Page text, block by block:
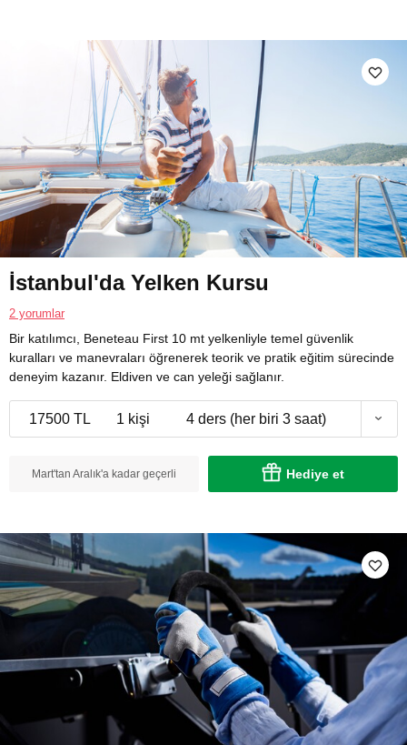
İstanbul'da Yelken Kursu
2 yorumlar
Bir katılımcı, Beneteau First 10 mt yelkenliyle temel güvenlik
kuralları ve manevraları öğrenerek teorik ve pratik eğitim sürecinde
deneyim kazanır. Eldiven ve can yeleği sağlanır.
17500 TL 1 kişi 4 ders (her biri 3 saat)
Mart'tan Aralık'a kadar geçerli Hediye et